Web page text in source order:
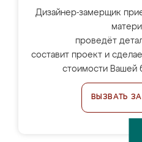
Дизайнер-замерщик
проведёт
составит проект и
стоимости Вашей
ВЫЗВАТЬ